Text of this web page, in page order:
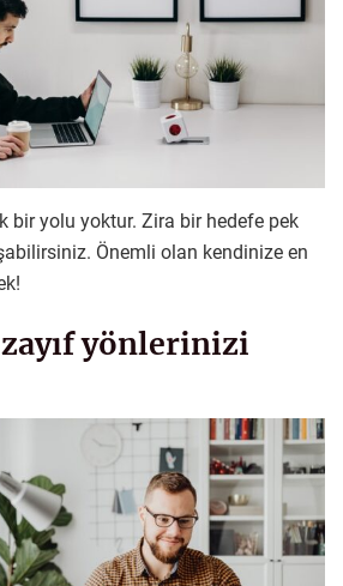
bir yolu yoktur. Zira bir hedefe pek
Önemli olan kendinize en
zayıf yönlerinizi